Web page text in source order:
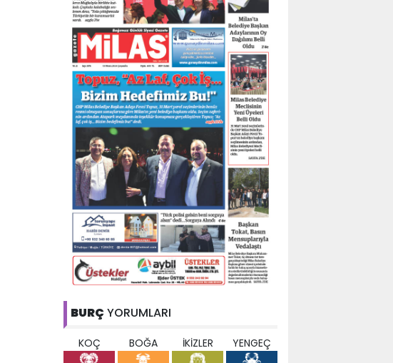
BURÇ YORUMLARI
KOÇ BOĞA İKİZLER YENGEÇ